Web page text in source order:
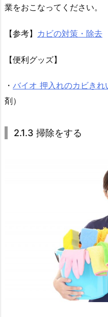
業をおこなってください。
【参考】 カビの対策・除去
【便利グッズ】
・ バイオ 押入れのカビきれ
剤）
2.1.3 掃除をする